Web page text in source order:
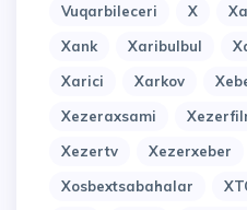
Vuqarbileceri
X
Xank
Xaribulbul
Xarici
Xarkov
Xezeraxsami
Xezertv
Xezerxeber
Xosbextsabahalar